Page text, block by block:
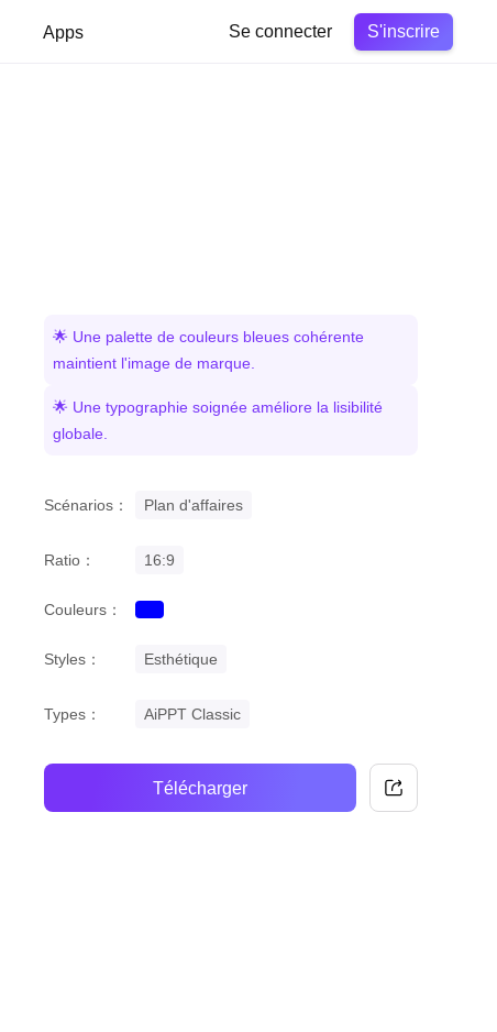
Apps Se connecter S'inscrire
🌟 Une palette de couleurs bleues cohérente
maintient l'image de marque.
🌟 Une typographie soignée améliore la lisibilité
globale.
Scénarios： Plan d'affaires
Ratio： 16:9
Couleurs： blue
Styles： Esthétique
Types： AiPPT Classic
Télécharger